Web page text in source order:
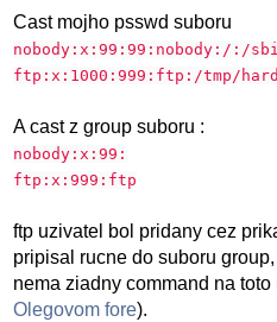
Cast mojho psswd suboru
nobody:x:99:99:nobody:/:/
ftp:x:1000:999:ftp:/tmp/
A cast z group suboru :
nobody:x:99:
ftp:x:999:ftp
ftp uzivatel bol pridany cez
pripisal rucne do suboru
nema ziadny command na
Olegovom fore).